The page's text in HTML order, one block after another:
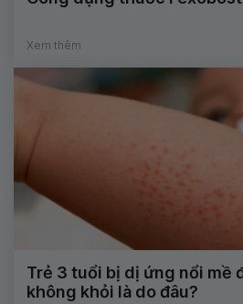
Xem thêm
Trẻ 3 tuổi bị dị ứng nổi mề
không khỏi là do đâu?